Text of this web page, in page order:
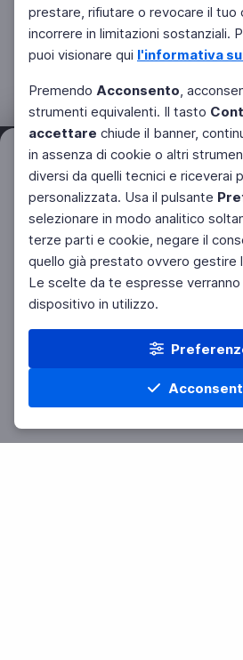
prestare, rifiutare o revocare il tuo
incorrere in limitazioni sostanziali.
puoi visionare qui l'informativa
Premendo Acconsento,
strumenti equivalenti. Il tasto
accettare chiude il banner,
in assenza di cookie o altri
diversi da quelli tecnici e riceverai
personalizzata. Usa il pulsante
selezionare in modo analitico
terze parti e cookie, negare il
quello già prestato ovvero gestire
Le scelte da te espresse
dispositivo in utilizzo.
Home Materie
Filtri
Facebook Twitter